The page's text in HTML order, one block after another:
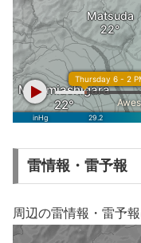
雷情報・雷予報
周辺の雷情報・雷予